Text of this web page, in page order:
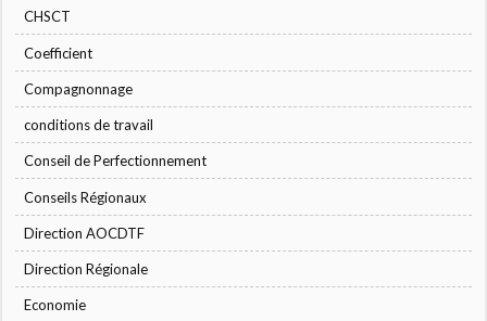
CHSCT
Coefficient
Compagnonnage
conditions de travail
Conseil de Perfectionnement
Conseils Régionaux
Direction AOCDTF
Direction Régionale
Economie